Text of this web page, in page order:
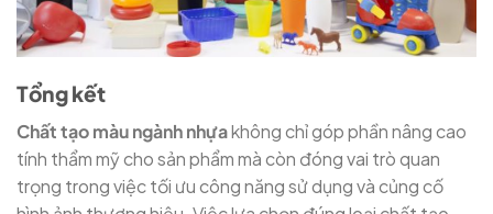
Tổng kết
Chất tạo màu ngành nhựakhông chỉ góp phần nâng cao
tính thẩm mỹ cho sản phẩm mà còn đóng vai trò quan
trọng trong việc tối ưu công năng sử dụng và củng cố